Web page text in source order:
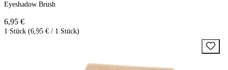
Eyeshadow Brush
6,95 €
1 Stück (6,95 € / 1 Stück)